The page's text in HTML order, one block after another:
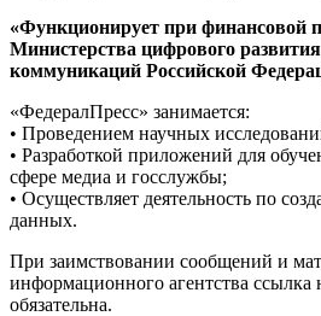
«Функционирует при финансовой
Министерства цифрового
коммуникаций Российской
«ФедералПресс» занимается:
• Проведением научных
• Разработкой приложений для
сфере медиа и госслужбы;
• Осуществляет деятельность по
данных.
При заимствовании сообщений и
информационного агентства ссылка
обязательна.